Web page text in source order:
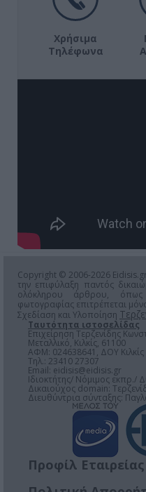
Χρήσιμα
Τηλέφωνα
Copyright © 2006-2026
την επιφύλαξη παντός
ολόκληρου άρθρου,
φωτογραφίας επιτρέπεται
Σχεδίαση και Υλοποίηση
Ταυτότητα ιστοσελίδας
Επιχείρηση Τερζενίδης
Μεταλλικό, Κιλκίς, 61100
ΑΦΜ: 024638641, ΔΟΥ Κιλκίς
Τηλ.: 23410 27307
Email: eidisis@eidisis.gr
Ιδιοκτήτης/ Νόμιμος εκπρ./
Δικαιούχος domain:
Διευθύντρια σύνταξης:
Προφίλ Εταιρείας